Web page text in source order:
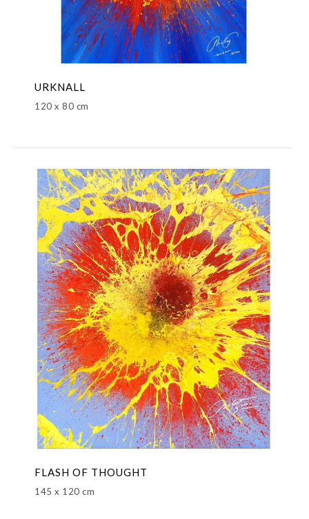
URKNALL
120 x 80 cm
FLASH OF THOUGHT
145 x 120 cm